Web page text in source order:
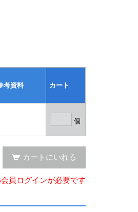
考資料
カート
個
カートにいれる
員ログインが必要です